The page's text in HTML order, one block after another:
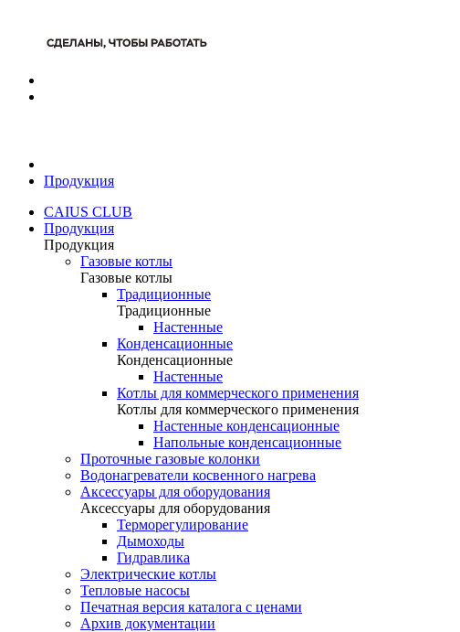
Продукция
CAIUS CLUB
Продукция
Продукция
Газовые котлы
Газовые котлы
Традиционные
Традиционные
Настенные
Конденсационные
Конденсационные
Настенные
Котлы для коммерческого применения
Котлы для коммерческого применения
Настенные конденсационные
Напольные конденсационные
Проточные газовые колонки
Водонагреватели косвенного нагрева
Аксессуары для оборудования
Аксессуары для оборудования
Терморегулирование
Дымоходы
Гидравлика
Электрические котлы
Тепловые насосы
Печатная версия каталога с ценами
Архив документации